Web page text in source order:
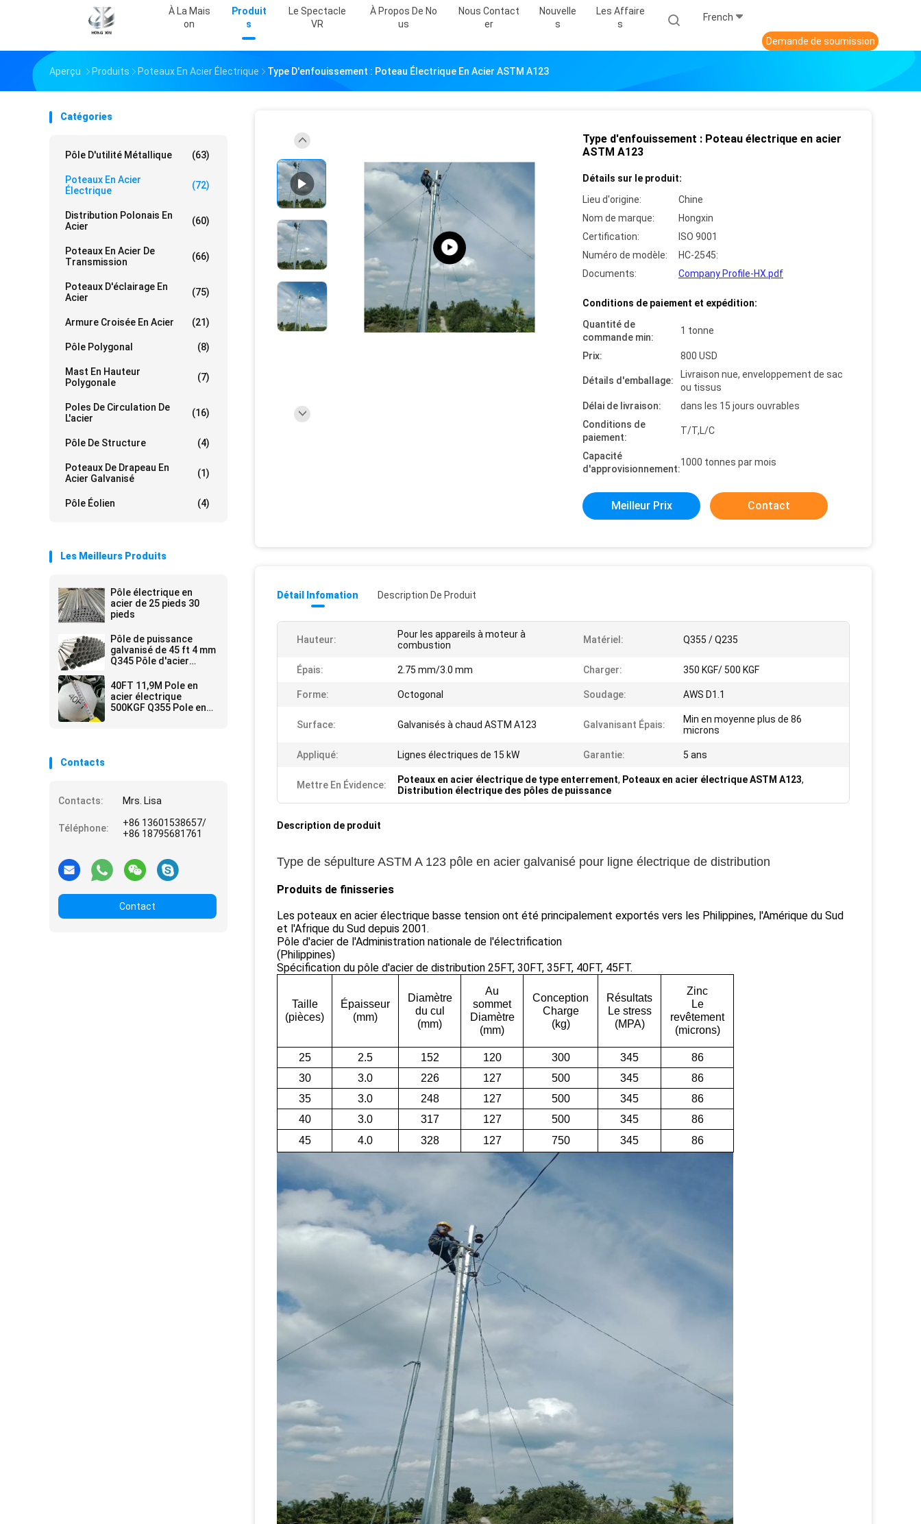
À La Mais
On
Produit
S
Le Spectacle
VR
À Propos De No
Us
Nous Contact
Er
Nouvelle
S
Les Affaire
S
French
Demande de soumission
Aperçu Produits Poteaux En Acier Électrique Type D'enfouissement : Poteau Électrique En Acier ASTM A123
Catégories
Pôle D'utilité Métallique (63)
Poteaux En Acier
Électrique
(72)
Distribution Polonais En
Acier
(60)
Poteaux En Acier De
Transmission
(66)
Poteaux D'éclairage En
Acier
(75)
Armure Croisée En Acier (21)
Pôle Polygonal (8)
Mast En Hauteur
Polygonale
(7)
Poles De Circulation De
L'acier
(16)
Pôle De Structure (4)
Poteaux De Drapeau En
Acier Galvanisé
(1)
Pôle Éolien (4)
Les Meilleurs Produits
Pôle électrique en
acier de 25 pieds 30
pieds
Pôle de puissance
galvanisé de 45 ft 4 mm
Q345 Pôle d'acier
40FT 11,9M Pole en
acier électrique
500KGF Q355 Pole en
Contacts
Contacts: Mrs. Lisa
Téléphone:
+86 13601538657/
+86 18795681761
Contact
Type d'enfouissement : Poteau électrique en acier
ASTM A123
Détails sur le produit:
Lieu d'origine:
Chine
Nom de marque:
Hongxin
Certification:
ISO 9001
Numéro de modèle:
HC-2545:
Documents:
Company Profile-HX.pdf
Conditions de paiement et expédition:
Quantité de
commande min:
1 tonne
Prix: 800 USD
Détails d'emballage:
Livraison nue, enveloppement de sac
ou tissus
Délai de livraison:
dans les 15 jours ouvrables
Conditions de
paiement:
T/T,L/C
Capacité
d'approvisionnement:
1000 tonnes par mois
Meilleur Prix Contact
Détail Infomation Description De Produit
Hauteur:
Pour les appareils à moteur à
combustion
Matériel: Q355 / Q235
Épais: 2.75 mm/3.0 mm Charger: 350 KGF/ 500 KGF
Forme: Octogonal Soudage: AWS D1.1
Surface: Galvanisés à chaud ASTM A123 Galvanisant Épais:
Min en moyenne plus de 86
microns
Appliqué: Lignes électriques de 15 kW Garantie: 5 ans
Mettre En Évidence: Poteaux en acier électrique de type enterrement, Poteaux en acier électrique ASTM A123,
Distribution électrique des pôles de puissance
Description de produit
Type de sépulture ASTM A 123 pôle en acier galvanisé pour ligne électrique de distribution
Produits de finisseries
Les poteaux en acier électrique basse tension ont été principalement exportés vers les Philippines, l'Amérique du Sud
et l'Afrique du Sud depuis 2001.
Pôle d'acier de l'Administration nationale de l'électrification
(Philippines)
Spécification du pôle d'acier de distribution 25FT, 30FT, 35FT, 40FT, 45FT.
Taille
(pièces)
Épaisseur
(mm)
Diamètre
du cul
(mm)
Au
sommet
Diamètre
(mm)
Conception
Charge
(kg)
Résultats
Le stress
(MPA)
Zinc
Le
revêtement
(microns)
25 2.5 152 120 300 345
86
30
3.0 226 127 500 345
86
35
3.0 248 127 500 345
86
40
3.0 317 127 500 345
86
45
4.0 328 127 750 345 86